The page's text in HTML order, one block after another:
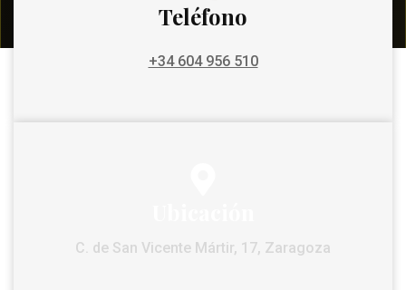
Teléfono
+34 604 956 510
C. de San Vicente Mártir, 17, Zaragoza